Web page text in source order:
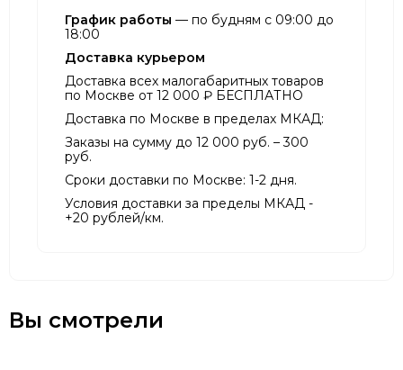
График работы — по будням с 09:00 до
18:00
Доставка курьером
Доставка всех малогабаритных товаров
по Москве от 12 000 ₽ БЕСПЛАТНО
Доставка по Москве в пределах МКАД:
Заказы на сумму до 12 000 руб. – 300
руб.
Сроки доставки по Москве: 1-2 дня.
Условия доставки за пределы МКАД -
+20 рублей/км.
Вы смотрели